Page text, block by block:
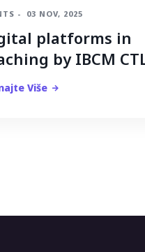
- 03 NOV, 2025
platforms in
by IBCM
Više